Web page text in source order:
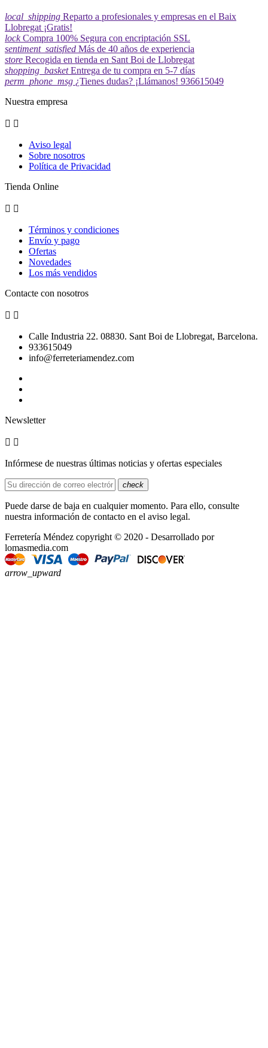
local_shipping Reparto a profesionales y empresas en el Baix
Llobregat ¡Gratis!
lock Compra 100% Segura con encriptación SSL
sentiment_satisfied Más de 40 años de experiencia
store Recogida en tienda en Sant Boi de Llobregat
shopping_basket Entrega de tu compra en 5-7 días
perm_phone_msg ¿Tienes dudas? ¡Llámanos! 936615049
Nuestra empresa
 
Aviso legal
Sobre nosotros
Política de Privacidad
Tienda Online
 
Términos y condiciones
Envío y pago
Ofertas
Novedades
Los más vendidos
Contacte con nosotros
 
Calle Industria 22. 08830. Sant Boi de Llobregat, Barcelona.
933615049
info@ferreteriamendez.com
Newsletter
 
Infórmese de nuestras últimas noticias y ofertas especiales
check
Puede darse de baja en cualquier momento. Para ello, consulte
nuestra información de contacto en el aviso legal.
Ferretería Méndez copyright © 2020 - Desarrollado por
lomasmedia.com
arrow_upward